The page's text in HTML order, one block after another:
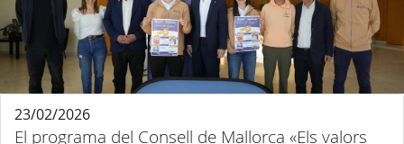
El programa del Consell de Mallorca «Els valors
23/02/2026